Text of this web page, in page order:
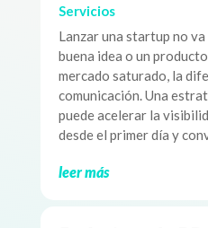
Servicios
Lanzar una startup no
buena idea o un
mercado saturado, la
comunicación. Una
puede acelerar la
desde el primer día y
leer más